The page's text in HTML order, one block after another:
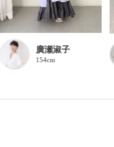
廣瀬淑子
154cm